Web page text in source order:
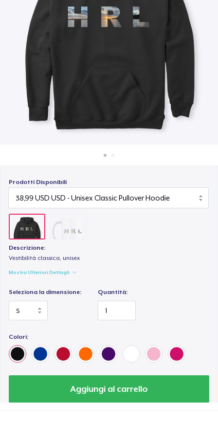
Vendi ovunque
Prodotti Disponibili
Descrizione:
Vestibilità classica, unisex
Mostra Ulteriori Dettagli
Seleziona la dimensione: Quantità:
Colori:
Aggiungi al carrello